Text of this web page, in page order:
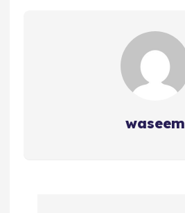
waseem